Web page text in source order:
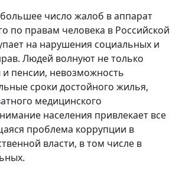
число жалоб в аппарат
по правам человека в Российской
на нарушения социальных и
Людей волнуют не только
и пенсии, невозможность
сроки достойного жилья,
медицинского
населения привлекает все
проблема коррупции в
власти, в том числе в